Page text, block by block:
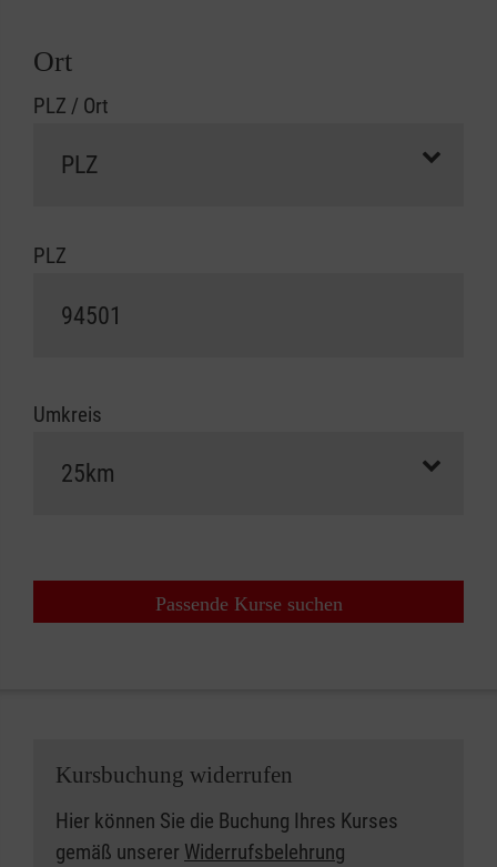
Ort
PLZ / Ort
PLZ
Umkreis
Passende Kurse suchen
Kursbuchung widerrufen
Hier können Sie die Buchung Ihres Kurses
gemäß unserer Widerrufsbelehrung